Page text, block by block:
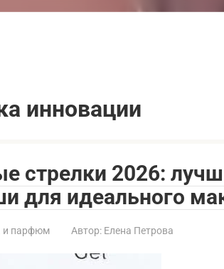
инновации
стрелки 2026:
для идеального
и парфюм Автор: Елена Петрова